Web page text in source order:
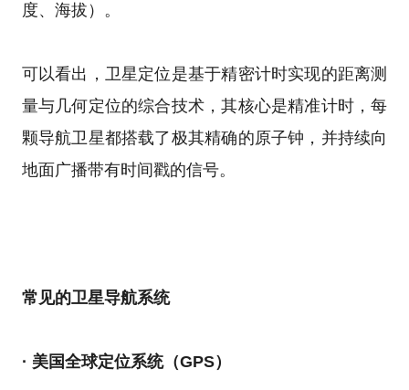
度、海拔）。
可以看出，卫星定位是基于精密计时实现的距离测
量与几何定位的综合技术，其核心是精准计时，每
颗导航卫星都搭载了极其精确的原子钟，并持续向
地面广播带有时间戳的信号。
常见的卫星导航系统
· 美国全球定位系统（GPS）